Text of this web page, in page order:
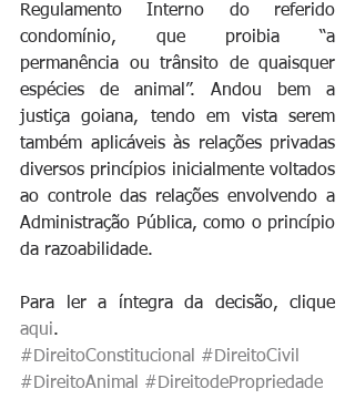
Regulamento Interno do referido
condomínio, que proibia “a
permanência ou trânsito de quaisquer
espécies de animal”. Andou bem a
justiça goiana, tendo em vista serem
também aplicáveis às relações privadas
diversos princípios inicialmente voltados
ao controle das relações envolvendo a
Administração Pública, como o princípio
da razoabilidade.
aqui.
#DireitoConstitucional
#DireitoCivil
#DireitoAnimal
#DireitodePropriedade